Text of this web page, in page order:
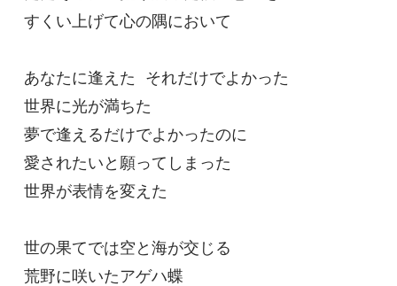
すくい上げて心の隅において
あなたに逢えた それだけでよかった
世界に光が満ちた
夢で逢えるだけでよかったのに
愛されたいと願ってしまった
世界が表情を変えた
世の果てでは空と海が交じる
荒野に咲いたアゲハ蝶